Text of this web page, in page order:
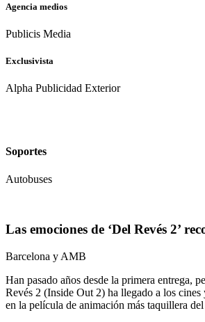
Agencia medios
Publicis Media
Exclusivista
Alpha Publicidad Exterior
Soportes
Autobuses
Las emociones de ‘Del Revés 2’
Barcelona y AMB
Han pasado años desde la primera entrega,
Revés 2 (Inside Out 2) ha llegado a los
en la película de animación más taquillera